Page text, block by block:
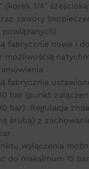
(korek 1/4″
zawory
fabrycznie nowe i
możliwością
fabrycznie
bar (punkt
bar). Regulacja
śrubą) z
wyłączenia
do maksimum 12 bar